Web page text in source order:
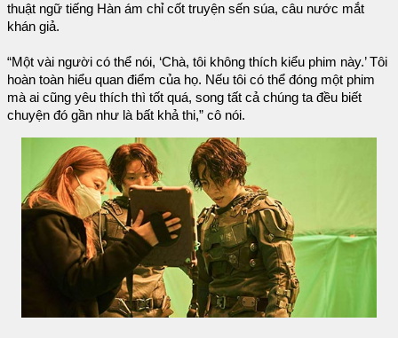
thuật ngữ tiếng Hàn ám chỉ cốt truyện sến súa, câu nước mắt
khán giả.
“Một vài người có thể nói, ‘Chà, tôi không thích kiểu phim này.’ Tôi
hoàn toàn hiểu quan điểm của họ. Nếu tôi có thể đóng một phim
mà ai cũng yêu thích thì tốt quá, song tất cả chúng ta đều biết
chuyện đó gần như là bất khả thi,” cô nói.